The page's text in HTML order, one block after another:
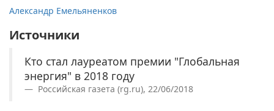
Александр Емельяненков
Источники
Кто стал лауреатом премии "Глобальная
энергия" в 2018 году
Российская газета (rg.ru), 22/06/2018